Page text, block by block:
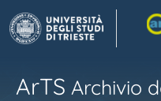
ArTS Archivio